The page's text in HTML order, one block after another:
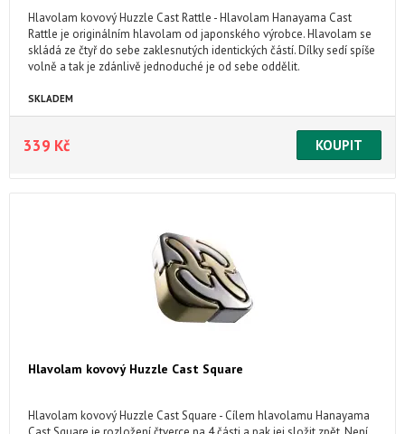
Hlavolam kovový Huzzle Cast Rattle - Hlavolam Hanayama Cast
Rattle je originálním hlavolam od japonského výrobce. Hlavolam se
skládá ze čtyř do sebe zaklesnutých identických částí. Dílky sedí spíše
volně a tak je zdánlivě jednoduché je od sebe oddělit.
SKLADEM
339 Kč
Hlavolam kovový Huzzle Cast Square
Hlavolam kovový Huzzle Cast Square - Cílem hlavolamu Hanayama